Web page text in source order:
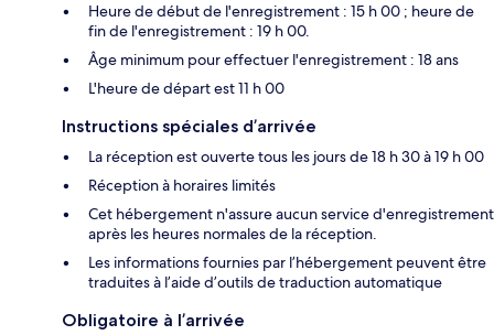
Heure de début de l'enregistrement : 15 h 00 ; heure de
fin de l'enregistrement : 19 h 00.
Âge minimum pour effectuer l'enregistrement : 18 ans
L'heure de départ est 11 h 00
Instructions spéciales d’arrivée
La réception est ouverte tous les jours de 18 h 30 à 19 h 00
Réception à horaires limités
Cet hébergement n'assure aucun service d'enregistrement
après les heures normales de la réception.
Les informations fournies par l’hébergement peuvent être
traduites à l’aide d’outils de traduction automatique
Obligatoire à l’arrivée